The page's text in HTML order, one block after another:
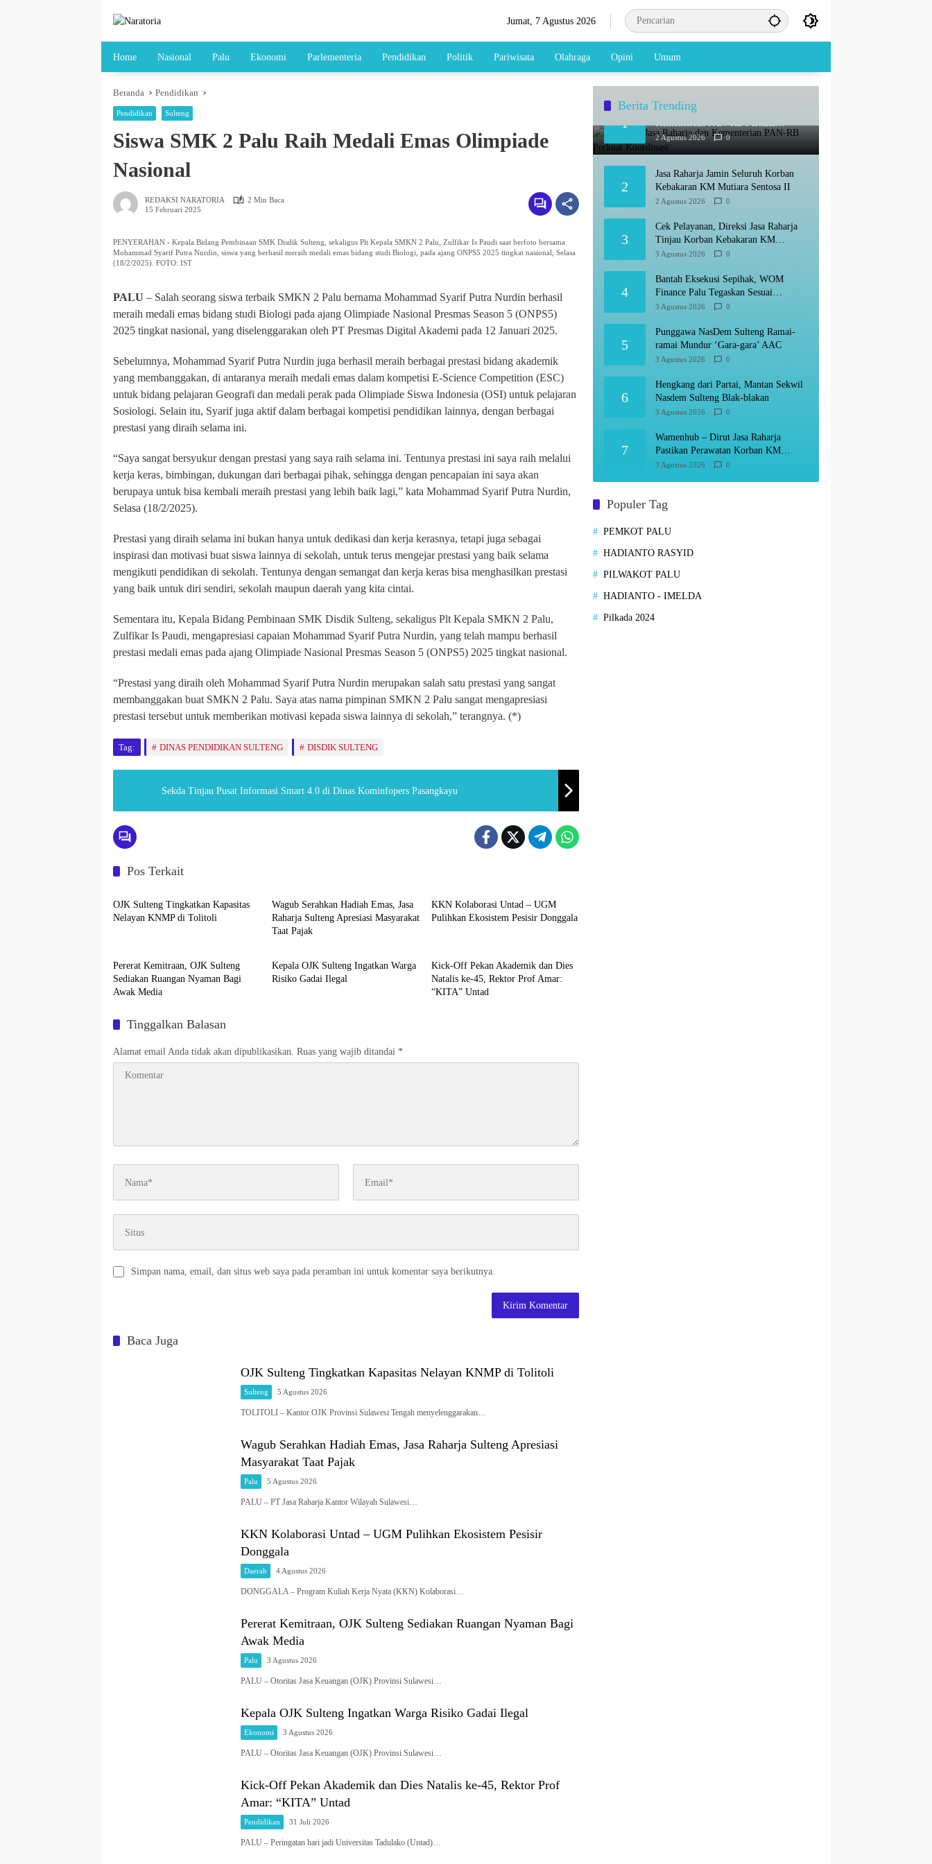
Jumat, 7 Agustus 2026
Home Nasional Palu Ekonomi Parlementeria Pendidikan Politik Pariwisata Olahraga Opini Umum
Beranda Pendidikan
Pendidikan Sulteng
Siswa SMK 2 Palu Raih Medali Emas Olimpiade
Nasional
REDAKSI NARATORIA
2 Min Baca
15 Februari 2025
PENYERAHAN - Kepala Bidang Pembinaan SMK Disdik Sulteng, sekaligus Plt Kepala SMKN 2 Palu, Zulfikar Is Paudi saat berfoto bersama
Mohammad Syarif Putra Nurdin, siswa yang berhasil meraih medali emas bidang studi Biologi, pada ajang ONPS5 2025 tingkat nasional, Selasa
(18/2/2025). FOTO: IST
PALU – Salah seorang siswa terbaik SMKN 2 Palu bernama Mohammad Syarif Putra Nurdin berhasil
meraih medali emas bidang studi Biologi pada ajang Olimpiade Nasional Presmas Season 5 (ONPS5)
2025 tingkat nasional, yang diselenggarakan oleh PT Presmas Digital Akademi pada 12 Januari 2025.
Sebelumnya, Mohammad Syarif Putra Nurdin juga berhasil meraih berbagai prestasi bidang akademik
yang membanggakan, di antaranya meraih medali emas dalam kompetisi E-Science Competition (ESC)
untuk bidang pelajaran Geografi dan medali perak pada Olimpiade Siswa Indonesia (OSI) untuk pelajaran
Sosiologi. Selain itu, Syarif juga aktif dalam berbagai kompetisi pendidikan lainnya, dengan berbagai
prestasi yang diraih selama ini.
“Saya sangat bersyukur dengan prestasi yang saya raih selama ini. Tentunya prestasi ini saya raih melalui
kerja keras, bimbingan, dukungan dari berbagai pihak, sehingga dengan pencapaian ini saya akan
berupaya untuk bisa kembali meraih prestasi yang lebih baik lagi,” kata Mohammad Syarif Putra Nurdin,
Selasa (18/2/2025).
Prestasi yang diraih selama ini bukan hanya untuk dedikasi dan kerja kerasnya, tetapi juga sebagai
inspirasi dan motivasi buat siswa lainnya di sekolah, untuk terus mengejar prestasi yang baik selama
mengikuti pendidikan di sekolah. Tentunya dengan semangat dan kerja keras bisa menghasilkan prestasi
yang baik untuk diri sendiri, sekolah maupun daerah yang kita cintai.
Sementara itu, Kepala Bidang Pembinaan SMK Disdik Sulteng, sekaligus Plt Kepala SMKN 2 Palu,
Zulfikar Is Paudi, mengapresiasi capaian Mohammad Syarif Putra Nurdin, yang telah mampu berhasil
prestasi medali emas pada ajang Olimpiade Nasional Presmas Season 5 (ONPS5) 2025 tingkat nasional.
“Prestasi yang diraih oleh Mohammad Syarif Putra Nurdin merupakan salah satu prestasi yang sangat
membanggakan buat SMKN 2 Palu. Saya atas nama pimpinan SMKN 2 Palu sangat mengapresiasi
prestasi tersebut untuk memberikan motivasi kepada siswa lainnya di sekolah,” terangnya. (*)
Tag: DINAS PENDIDIKAN SULTENG DISDIK SULTENG
Sekda Tinjau Pusat Informasi Smart 4.0 di Dinas Kominfopers Pasangkayu
Pos Terkait
Sulteng
OJK Sulteng Tingkatkan Kapasitas
Nelayan KNMP di Tolitoli
Wagub Serahkan Hadiah Emas, Jasa
Raharja Sulteng Apresiasi Masyarakat
Taat Pajak
KKN Kolaborasi Untad – UGM
Pulihkan Ekosistem Pesisir Donggala
Pererat Kemitraan, OJK Sulteng
Sediakan Ruangan Nyaman Bagi
Awak Media
Ekonomi
Kepala OJK Sulteng Ingatkan Warga
Risiko Gadai Ilegal
Kick-Off Pekan Akademik dan Dies
Natalis ke-45, Rektor Prof Amar:
“KITA” Untad
Tinggalkan Balasan
Alamat email Anda tidak akan dipublikasikan. Ruas yang wajib ditandai *
Simpan nama, email, dan situs web saya pada peramban ini untuk komentar saya berikutnya.
Baca Juga
OJK Sulteng Tingkatkan Kapasitas Nelayan KNMP di Tolitoli
Sulteng 5 Agustus 2026
TOLITOLI – Kantor OJK Provinsi Sulawesi Tengah menyelenggarakan…
Wagub Serahkan Hadiah Emas, Jasa Raharja Sulteng Apresiasi
Masyarakat Taat Pajak
Palu 5 Agustus 2026
PALU – PT Jasa Raharja Kantor Wilayah Sulawesi…
KKN Kolaborasi Untad – UGM Pulihkan Ekosistem Pesisir
Donggala
Daerah 4 Agustus 2026
DONGGALA – Program Kuliah Kerja Nyata (KKN) Kolaborasi…
Pererat Kemitraan, OJK Sulteng Sediakan Ruangan Nyaman Bagi
Awak Media
Palu 3 Agustus 2026
PALU – Otoritas Jasa Keuangan (OJK) Provinsi Sulawesi…
Kepala OJK Sulteng Ingatkan Warga Risiko Gadai Ilegal
Ekonomi 3 Agustus 2026
PALU – Otoritas Jasa Keuangan (OJK) Provinsi Sulawesi…
Kick-Off Pekan Akademik dan Dies Natalis ke-45, Rektor Prof
Amar: “KITA” Untad
Pendidikan 31 Juli 2026
PALU – Peringatan hari jadi Universitas Tadulako (Untad)…
Berita Trending
1
Audiensi, Jasa Raharja dan
Kementerian PAN-RB Perkuat
Koordinasi
2 Agustus 2026 0
2
Jasa Raharja Jamin Seluruh Korban
Kebakaran KM Mutiara Sentosa II
2 Agustus 2026 0
3
Cek Pelayanan, Direksi Jasa Raharja
Tinjau Korban Kebakaran KM
Mutiara Sentosa II
3 Agustus 2026 0
4
Bantah Eksekusi Sepihak, WOM
Finance Palu Tegaskan Sesuai
Prosedur
3 Agustus 2026 0
5
Punggawa NasDem Sulteng Ramai-
ramai Mundur ‘Gara-gara’ AAC
3 Agustus 2026 0
6
Hengkang dari Partai, Mantan Sekwil
Nasdem Sulteng Blak-blakan
3 Agustus 2026 0
7
Wamenhub – Dirut Jasa Raharja
Pastikan Perawatan Korban KM
Mutiara Sentosa Optimal
3 Agustus 2026 0
Populer Tag
PEMKOT PALU
HADIANTO RASYID
PILWAKOT PALU
HADIANTO - IMELDA
Pilkada 2024